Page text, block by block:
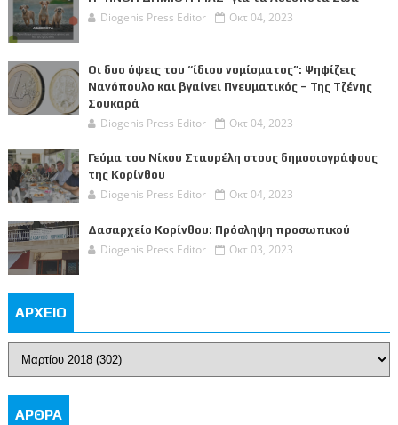
Diogenis Press Editor Οκτ 04, 2023
Οι δυο όψεις του “ίδιου νομίσματος”: Ψηφίζεις
Νανόπουλο και βγαίνει Πνευματικός – Της Τζένης
Σουκαρά
Diogenis Press Editor Οκτ 04, 2023
Γεύμα του Νίκου Σταυρέλη στους δημοσιογράφους
της Κορίνθου
Diogenis Press Editor Οκτ 04, 2023
Δασαρχείο Κορίνθου: Πρόσληψη προσωπικού
Diogenis Press Editor Οκτ 03, 2023
ΑΡΧΕΙΟ
ΑΡΘΡΑ